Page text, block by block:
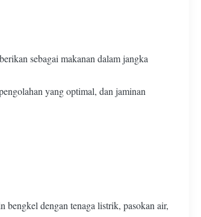
sebagai makanan dalam jangka
yang optimal, dan jaminan
bengkel dengan tenaga listrik, pasokan air,